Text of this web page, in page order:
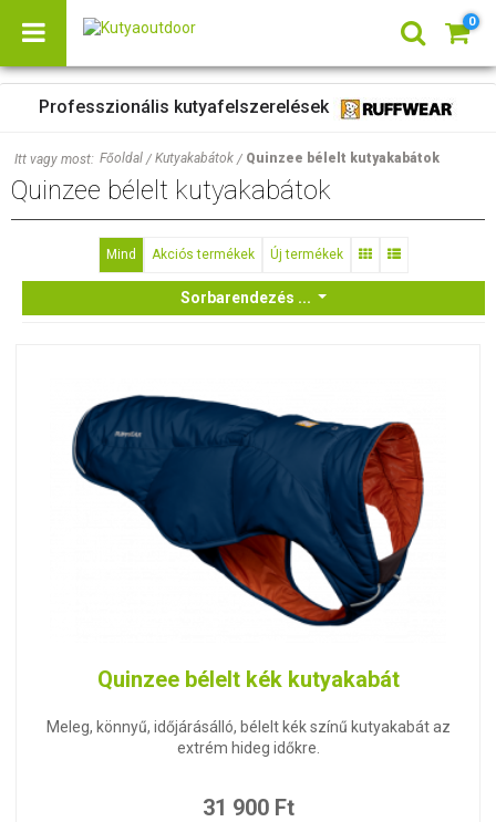
0
Professzionális kutyafelszerelések
Itt vagy most: Főoldal / Kutyakabátok / Quinzee bélelt kutyakabátok
Quinzee bélelt kutyakabátok
Mind Akciós termékek Új termékek
Sorbarendezés ...
Quinzee bélelt kék kutyakabát
Meleg, könnyű, időjárásálló, bélelt kék színű kutyakabát az
extrém hideg időkre.
31 900 Ft